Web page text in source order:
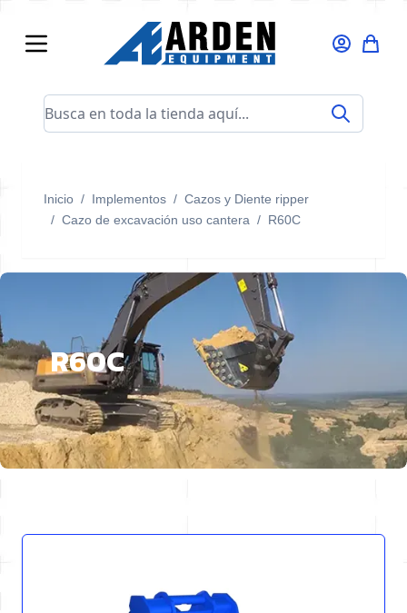
Busca en toda la tienda aquí...
Inicio / Implementos / Cazos y Diente ripper
/ Cazo de excavación uso cantera / R60C
R60C